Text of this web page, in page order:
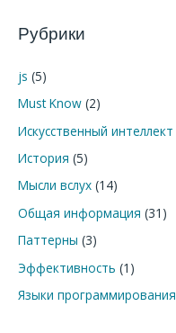
с
:
Рубрики
js (5)
Must Know (2)
Искусственный интеллект
История (5)
Мысли вслух (14)
Общая информация (31)
Паттерны (3)
Эффективность (1)
Языки программирования